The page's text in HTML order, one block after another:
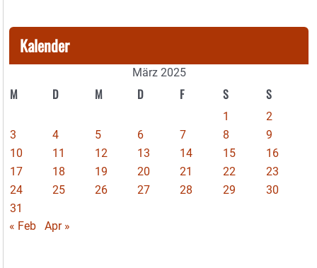
Kalender
März 2025
M D M D F S S
1
2
3
4 5 6 7 8
9
10
11 12 13 14 15
16
17
18 19 20 21 22
23
24
25 26 27 28 29
30
31
« Feb
Apr »